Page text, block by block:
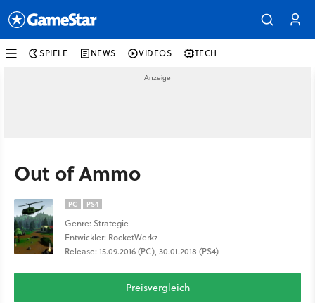
SPIELE NEWS VIDEOS TECH
Out of Ammo
PC PS4
Genre: Strategie
Entwickler: RocketWerkz
Release: 15.09.2016 (PC), 30.01.2018 (PS4)
Preisvergleich